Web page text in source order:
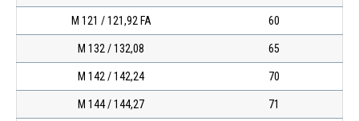
М 121 / 121,92 FA 60
М 132 / 132,08 65
М 142 / 142,24 70
М 144 / 144,27 71